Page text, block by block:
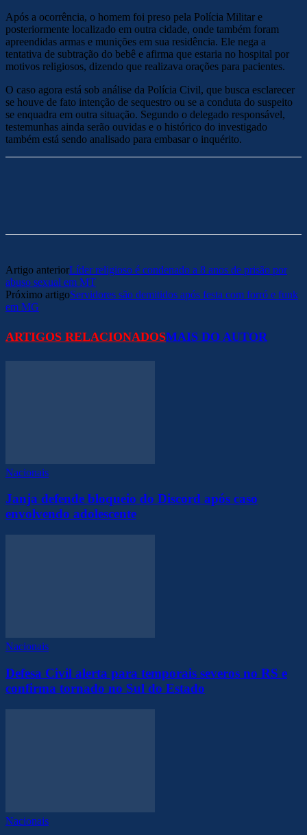
Após a ocorrência, o homem foi preso pela Polícia Militar e
posteriormente localizado em outra cidade, onde também foram
apreendidas armas e munições em sua residência. Ele nega a
tentativa de subtração do bebê e afirma que estaria no hospital por
motivos religiosos, dizendo que realizava orações para pacientes.
O caso agora está sob análise da Polícia Civil, que busca esclarecer
se houve de fato intenção de sequestro ou se a conduta do suspeito
se enquadra em outra situação. Segundo o delegado responsável,
testemunhas ainda serão ouvidas e o histórico do investigado
também está sendo analisado para embasar o inquérito.
Artigo anteriorLíder religioso é condenado a 8 anos de prisão por
abuso sexual em MT
Próximo artigoServidores são demitidos após festa com forró e funk
em MG
ARTIGOS RELACIONADOSMAIS DO AUTOR
Nacionais
Janja defende bloqueio do Discord após caso
envolvendo adolescente
Nacionais
Defesa Civil alerta para temporais severos no RS e
confirma tornado no Sul do Estado
Nacionais